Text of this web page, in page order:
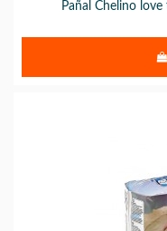
Pañal Chelino